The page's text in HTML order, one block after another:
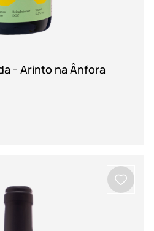
- Arinto na Ânfora